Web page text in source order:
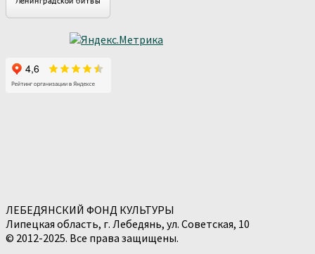
ЛЕБЕДЯНСКИЙ ФОНД КУЛЬТУРЫ
Липецкая область, г. Лебедянь, ул. Советская, 10
© 2012-2025. Все права защищены.